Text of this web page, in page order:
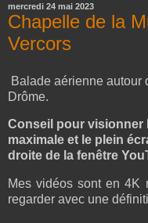
mercredi 24 mai 2023
Chapelle de la
Vercors
Balade aérienne autour
Drôme.
Conseil pour visionner
maximale et le plein
droite de la fenêtre
Mes vidéos sont en 4K
regarder avec une